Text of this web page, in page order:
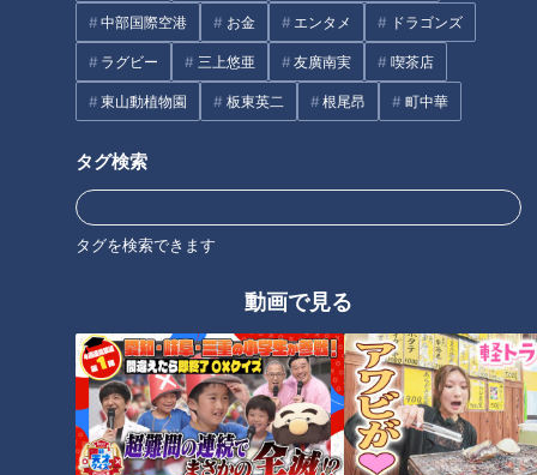
中部国際空港 お金 エンタメ ドラゴンズ
ラグビー 三上悠亜 友廣南実 喫茶店
東山動植物園 板東英二 根尾昂 町中華
タグ検索
タグを検索できます
動画で見る
近年は同店のようないわゆる餅屋系の和菓子店でつくられるこ
とが多いよう。一方で、江戸時代創業の仕出し専門店、八百彦
本店（名古屋市西区）でも取り扱いはあるといいます。
「弊社では『おうはん』と呼んでいて、端午の節句のご注文の
うちわずかな数ですが、昨年実績では合わせて35個をつくり
ました。ご注文先は名古屋市内および近郊の稲沢市や一宮市な
ようになったのは昭和からだと思われます」（同社担当者）
この証言からも、黄飯が食べられているのは名古屋および尾張
地方、そして昭和より以前は家庭でつくられることが多かった
と推測されます。